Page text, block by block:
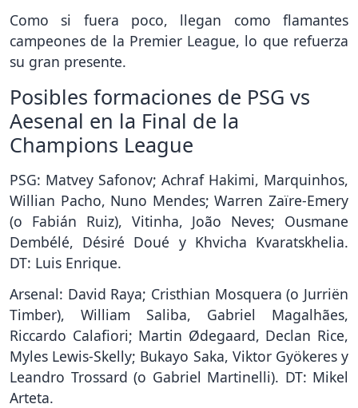
Como si fuera poco, llegan como flamantes
campeones de la Premier League, lo que refuerza
su gran presente.
Posibles formaciones de PSG vs
Aesenal en la Final de la
Champions League
PSG: Matvey Safonov; Achraf Hakimi, Marquinhos,
Willian Pacho, Nuno Mendes; Warren Zaïre-Emery
(o Fabián Ruiz), Vitinha, João Neves; Ousmane
Dembélé, Désiré Doué y Khvicha Kvaratskhelia.
DT: Luis Enrique.
Arsenal: David Raya; Cristhian Mosquera (o Jurriën
Timber), William Saliba, Gabriel Magalhães,
Riccardo Calafiori; Martin Ødegaard, Declan Rice,
Myles Lewis-Skelly; Bukayo Saka, Viktor Gyökeres y
Leandro Trossard (o Gabriel Martinelli). DT: Mikel
Arteta.